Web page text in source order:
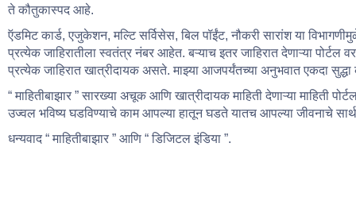
ते कौतुकास्पद आहे.
ऍडमिट कार्ड, एजुकेशन, मल्टि सर्विसेस, बिल पॉईंट, नौकरी सारांश या
प्रत्येक जाहिरातीला स्वतंत्र नंबर आहेत. बऱ्याच इतर जाहिरात देणाऱ्या पोर्टल
प्रत्येक जाहिरात खात्रीदायक असते. माझ्या आजपर्यंतच्या अनुभवात एकदा
“ माहितीबाझार ” सारख्या अचूक आणि खात्रीदायक माहिती देणाऱ्या माहिती
उज्वल भविष्य घडविण्याचे काम आपल्या हातून घडते यातच आपल्या जीवनाचे
धन्यवाद “ माहितीबाझार ” आणि “ डिजिटल इंडिया ”.